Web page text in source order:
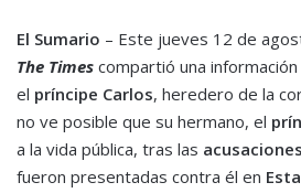
El Sumario – Este jueves 12 de
The Times compartió una
el príncipe Carlos, heredero de la
no ve posible que su hermano, el
a la vida pública, tras las
fueron presentadas contra él en